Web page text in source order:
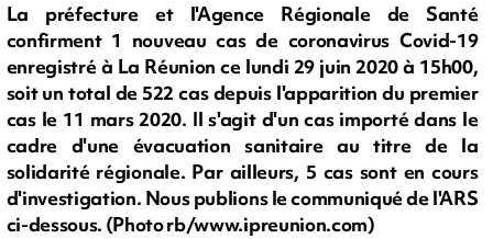
La préfecture et l'Agence Régionale de Santé
confirment 1 nouveau cas de coronavirus Covid-19
enregistré à La Réunion ce lundi 29 juin 2020 à 15h00,
soit un total de 522 cas depuis l'apparition du premier
cas le 11 mars 2020. Il s'agit d'un cas importé dans le
cadre d'une évacuation sanitaire au titre de la
solidarité régionale. Par ailleurs, 5 cas sont en cours
d'investigation. Nous publions le communiqué de l'ARS
ci-dessous. (Photo rb/www.ipreunion.com)